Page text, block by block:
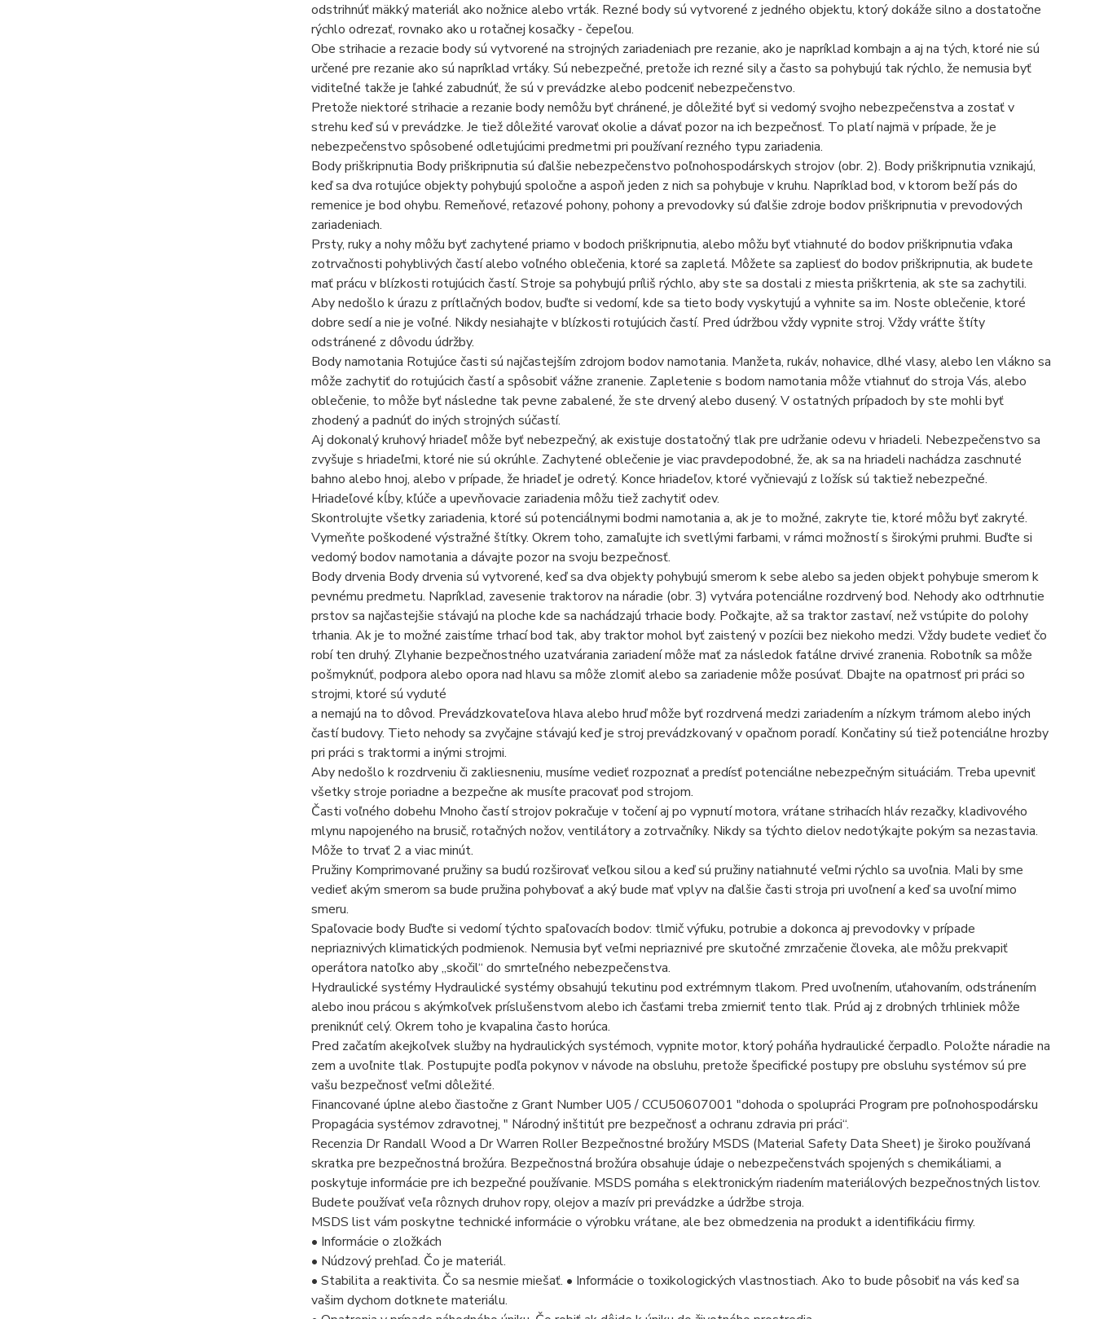
odstrihnúť mäkký materiál ako nožnice alebo vrták. Rezné body sú vytvorené z jedného objektu, ktorý dokáže silno a dostatočne
rýchlo odrezať, rovnako ako u rotačnej kosačky - čepeľou.
Obe strihacie a rezacie body sú vytvorené na strojných zariadeniach pre rezanie, ako je napríklad kombajn a aj na tých, ktoré nie sú
určené pre rezanie ako sú napríklad vrtáky. Sú nebezpečné, pretože ich rezné sily a často sa pohybujú tak rýchlo, že nemusia byť
viditeľné takže je ľahké zabudnúť, že sú v prevádzke alebo podceniť nebezpečenstvo.
Pretože niektoré strihacie a rezanie body nemôžu byť chránené, je dôležité byť si vedomý svojho nebezpečenstva a zostať v
strehu keď sú v prevádzke. Je tiež dôležité varovať okolie a dávať pozor na ich bezpečnosť. To platí najmä v prípade, že je
nebezpečenstvo spôsobené odletujúcimi predmetmi pri používaní rezného typu zariadenia.
Body priškripnutia Body priškripnutia sú ďalšie nebezpečenstvo poľnohospodárskych strojov (obr. 2). Body priškripnutia vznikajú,
keď sa dva rotujúce objekty pohybujú spoločne a aspoň jeden z nich sa pohybuje v kruhu. Napríklad bod, v ktorom beží pás do
remenice je bod ohybu. Remeňové, reťazové pohony, pohony a prevodovky sú ďalšie zdroje bodov priškripnutia v prevodových
zariadeniach.
Prsty, ruky a nohy môžu byť zachytené priamo v bodoch priškripnutia, alebo môžu byť vtiahnuté do bodov priškripnutia vďaka
zotrvačnosti pohyblivých častí alebo voľného oblečenia, ktoré sa zapletá. Môžete sa zapliesť do bodov priškripnutia, ak budete
mať prácu v blízkosti rotujúcich častí. Stroje sa pohybujú príliš rýchlo, aby ste sa dostali z miesta priškrtenia, ak ste sa zachytili.
Aby nedošlo k úrazu z prítlačných bodov, buďte si vedomí, kde sa tieto body vyskytujú a vyhnite sa im. Noste oblečenie, ktoré
dobre sedí a nie je voľné. Nikdy nesiahajte v blízkosti rotujúcich častí. Pred údržbou vždy vypnite stroj. Vždy vráťte štíty
odstránené z dôvodu údržby.
Body namotania Rotujúce časti sú najčastejším zdrojom bodov namotania. Manžeta, rukáv, nohavice, dlhé vlasy, alebo len vlákno sa
môže zachytiť do rotujúcich častí a spôsobiť vážne zranenie. Zapletenie s bodom namotania môže vtiahnuť do stroja Vás, alebo
oblečenie, to môže byť následne tak pevne zabalené, že ste drvený alebo dusený. V ostatných prípadoch by ste mohli byť
zhodený a padnúť do iných strojných súčastí.
Aj dokonalý kruhový hriadeľ môže byť nebezpečný, ak existuje dostatočný tlak pre udržanie odevu v hriadeli. Nebezpečenstvo sa
zvyšuje s hriadeľmi, ktoré nie sú okrúhle. Zachytené oblečenie je viac pravdepodobné, že, ak sa na hriadeli nachádza zaschnuté
bahno alebo hnoj, alebo v prípade, že hriadeľ je odretý. Konce hriadeľov, ktoré vyčnievajú z ložísk sú taktiež nebezpečné.
Hriadeľové kĺby, kľúče a upevňovacie zariadenia môžu tiež zachytiť odev.
Skontrolujte všetky zariadenia, ktoré sú potenciálnymi bodmi namotania a, ak je to možné, zakryte tie, ktoré môžu byť zakryté.
Vymeňte poškodené výstražné štítky. Okrem toho, zamaľujte ich svetlými farbami, v rámci možností s širokými pruhmi. Buďte si
vedomý bodov namotania a dávajte pozor na svoju bezpečnosť.
Body drvenia Body drvenia sú vytvorené, keď sa dva objekty pohybujú smerom k sebe alebo sa jeden objekt pohybuje smerom k
pevnému predmetu. Napríklad, zavesenie traktorov na náradie (obr. 3) vytvára potenciálne rozdrvený bod. Nehody ako odtrhnutie
prstov sa najčastejšie stávajú na ploche kde sa nachádzajú trhacie body. Počkajte, až sa traktor zastaví, než vstúpite do polohy
trhania. Ak je to možné zaistíme trhací bod tak, aby traktor mohol byť zaistený v pozícii bez niekoho medzi. Vždy budete vedieť čo
robí ten druhý. Zlyhanie bezpečnostného uzatvárania zariadení môže mať za následok fatálne drvivé zranenia. Robotník sa môže
pošmyknúť, podpora alebo opora nad hlavu sa môže zlomiť alebo sa zariadenie môže posúvať. Dbajte na opatrnosť pri práci so
strojmi, ktoré sú vyduté
a nemajú na to dôvod. Prevádzkovateľova hlava alebo hruď môže byť rozdrvená medzi zariadením a nízkym trámom alebo iných
častí budovy. Tieto nehody sa zvyčajne stávajú keď je stroj prevádzkovaný v opačnom poradí. Končatiny sú tiež potenciálne hrozby
pri práci s traktormi a inými strojmi.
Aby nedošlo k rozdrveniu či zakliesneniu, musíme vedieť rozpoznať a predísť potenciálne nebezpečným situáciám. Treba upevniť
všetky stroje poriadne a bezpečne ak musíte pracovať pod strojom.
Časti voľného dobehu Mnoho častí strojov pokračuje v točení aj po vypnutí motora, vrátane strihacích hláv rezačky, kladivového
mlynu napojeného na brusič, rotačných nožov, ventilátory a zotrvačníky. Nikdy sa týchto dielov nedotýkajte pokým sa nezastavia.
Môže to trvať 2 a viac minút.
Pružiny Komprimované pružiny sa budú rozširovať veľkou silou a keď sú pružiny natiahnuté veľmi rýchlo sa uvoľnia. Mali by sme
vedieť akým smerom sa bude pružina pohybovať a aký bude mať vplyv na ďalšie časti stroja pri uvoľnení a keď sa uvoľní mimo
smeru.
Spaľovacie body Buďte si vedomí týchto spaľovacích bodov: tlmič výfuku, potrubie a dokonca aj prevodovky v prípade
nepriaznivých klimatických podmienok. Nemusia byť veľmi nepriaznivé pre skutočné zmrzačenie človeka, ale môžu prekvapiť
operátora natoľko aby „skočil“ do smrteľného nebezpečenstva.
Hydraulické systémy Hydraulické systémy obsahujú tekutinu pod extrémnym tlakom. Pred uvoľnením, uťahovaním, odstránením
alebo inou prácou s akýmkoľvek príslušenstvom alebo ich časťami treba zmierniť tento tlak. Prúd aj z drobných trhliniek môže
preniknúť celý. Okrem toho je kvapalina často horúca.
Pred začatím akejkoľvek služby na hydraulických systémoch, vypnite motor, ktorý poháňa hydraulické čerpadlo. Položte náradie na
zem a uvoľnite tlak. Postupujte podľa pokynov v návode na obsluhu, pretože špecifické postupy pre obsluhu systémov sú pre
vašu bezpečnosť veľmi dôležité.
Financované úplne alebo čiastočne z Grant Number U05 / CCU50607001 "dohoda o spolupráci Program pre poľnohospodársku
Propagácia systémov zdravotnej, " Národný inštitút pre bezpečnosť a ochranu zdravia pri práci“.
Recenzia Dr Randall Wood a Dr Warren Roller Bezpečnostné brožúry MSDS (Material Safety Data Sheet) je široko používaná
skratka pre bezpečnostná brožúra. Bezpečnostná brožúra obsahuje údaje o nebezpečenstvách spojených s chemikáliami, a
poskytuje informácie pre ich bezpečné používanie. MSDS pomáha s elektronickým riadením materiálových bezpečnostných listov.
Budete používať veľa rôznych druhov ropy, olejov a mazív pri prevádzke a údržbe stroja.
MSDS list vám poskytne technické informácie o výrobku vrátane, ale bez obmedzenia na produkt a identifikáciu firmy.
• Informácie o zložkách
• Núdzový prehľad. Čo je materiál.
• Stabilita a reaktivita. Čo sa nesmie miešať. • Informácie o toxikologických vlastnostiach. Ako to bude pôsobiť na vás keď sa
vašim dychom dotknete materiálu.